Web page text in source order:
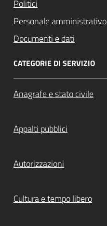
Politici
Personale amministrativo
Documenti e dati
CATEGORIE DI SERVIZIO
Anagrafe e stato civile
Appalti pubblici
Autorizzazioni
Cultura e tempo libero